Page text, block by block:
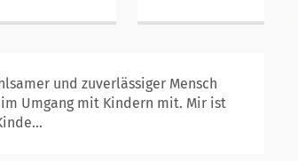
und zuverlässiger Mensch
Umgang mit Kindern mit. Mir ist